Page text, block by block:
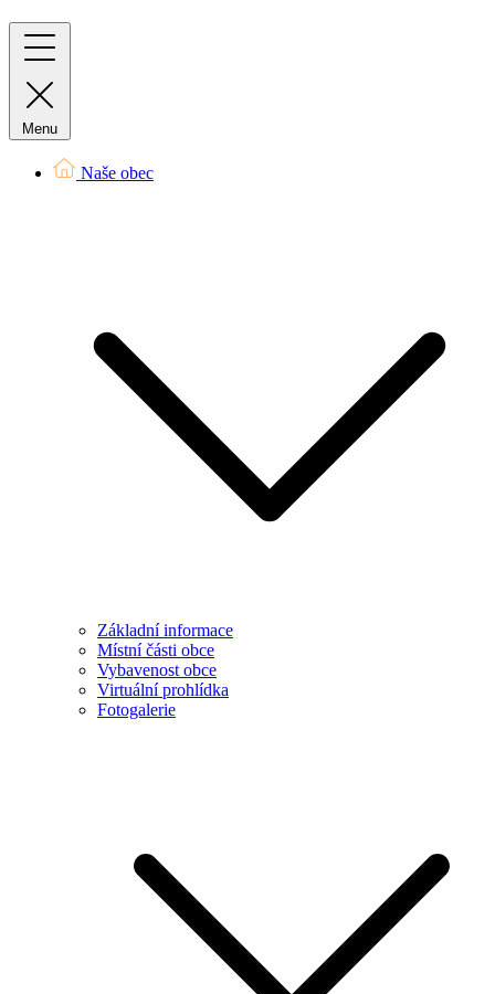
Menu
Naše obec
Základní informace
Místní části obce
Vybavenost obce
Virtuální prohlídka
Fotogalerie